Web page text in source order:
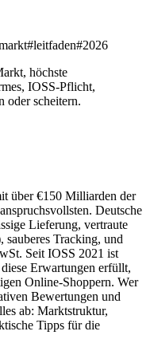
#leitfaden#2026
höchste
IOSS-Pflicht,
oder scheitern.
über €150 Milliarden der
Deutsche
Lieferung, vertraute
Tracking, und
Seit IOSS 2021 ist
Erwartungen erfüllt,
Online-Shoppern. Wer
Bewertungen und
ab: Marktstruktur,
Tipps für die